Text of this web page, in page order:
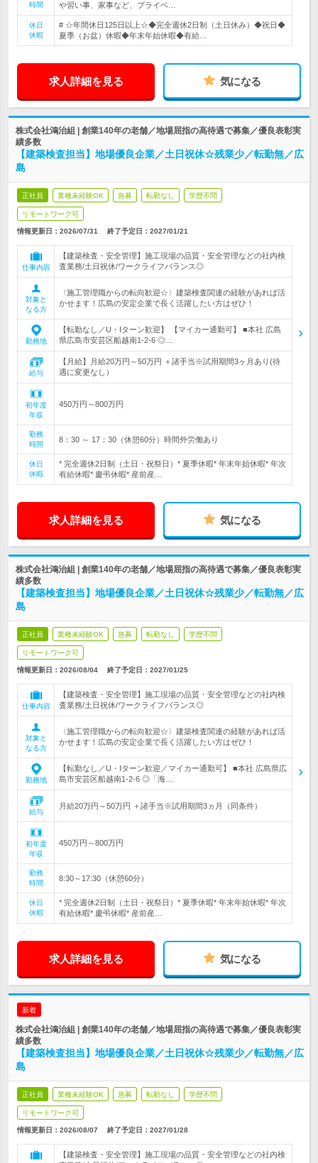
時間
や習い事、家事など、プライベ…
休日
休暇
# ☆年間休日125日以上☆◆完全週休2日制（土日休み）◆祝日◆
夏季（お盆）休暇◆年末年始休暇◆有給…
求人詳細を見る 気になる
株式会社鴻治組 | 創業140年の老舗／地場屈指の高待遇で募集／優良表彰実
績多数
【建築検査担当】地場優良企業／土日祝休☆残業少／転勤無／広
島
正社員 業種未経験OK 急募 転勤なし 学歴不問
リモートワーク可
情報更新日：2026/07/31 終了予定日： 2027/01/21
仕事内容
【建築検査・安全管理】施工現場の品質・安全管理などの社内検
査業務/土日祝休/ワークライフバランス◎
対象と
なる方
〈施工管理職からの転向歓迎☆〉建築検査関連の経験があれば活
かせます！広島の安定企業で長く活躍したい方はぜひ！
勤務地
【転勤なし／U・Iターン歓迎】 【マイカー通勤可】 ■本社 広島
県広島市安芸区船越南1-2-6 ◎…
給与
【月給】月給20万円～50万円 ＋諸手当※試用期間3ヶ月あり(待
遇に変更なし）
初年度
年収
450万円～800万円
勤務
時間
8：30 ～ 17：30（休憩60分）時間外労働あり
休日
休暇
* 完全週休2日制（土日・祝祭日）* 夏季休暇* 年末年始休暇* 年次
有給休暇* 慶弔休暇* 産前産…
求人詳細を見る 気になる
株式会社鴻治組 | 創業140年の老舗／地場屈指の高待遇で募集／優良表彰実
績多数
【建築検査担当】地場優良企業／土日祝休☆残業少／転勤無／広
島
正社員 業種未経験OK 急募 転勤なし 学歴不問
リモートワーク可
情報更新日：2026/08/04 終了予定日： 2027/01/25
仕事内容
【建築検査・安全管理】施工現場の品質・安全管理などの社内検
査業務/土日祝休/ワークライフバランス◎
対象と
なる方
〈施工管理職からの転向歓迎☆〉建築検査関連の経験があれば活
かせます！広島の安定企業で長く活躍したい方はぜひ！
勤務地
【転勤なし／U・Iターン歓迎／マイカー通勤可】 ■本社 広島県広
島市安芸区船越南1-2-6 ◎「海…
給与
月給20万円～50万円 ＋諸手当※試用期間3ヵ月（同条件）
初年度
年収
450万円～800万円
勤務
時間
8:30～17:30（休憩60分）
休日
休暇
* 完全週休2日制（土日・祝祭日）* 夏季休暇* 年末年始休暇* 年次
有給休暇* 慶弔休暇* 産前産…
求人詳細を見る 気になる
新着
株式会社鴻治組 | 創業140年の老舗／地場屈指の高待遇で募集／優良表彰実
績多数
【建築検査担当】地場優良企業／土日祝休☆残業少／転勤無／広
島
正社員 業種未経験OK 急募 転勤なし 学歴不問
リモートワーク可
情報更新日：2026/08/07 終了予定日： 2027/01/28
【建築検査・安全管理】施工現場の品質・安全管理などの社内検